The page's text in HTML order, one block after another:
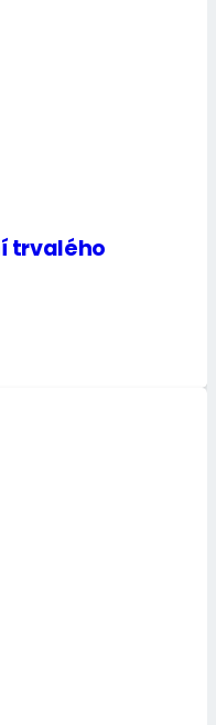
trvalého